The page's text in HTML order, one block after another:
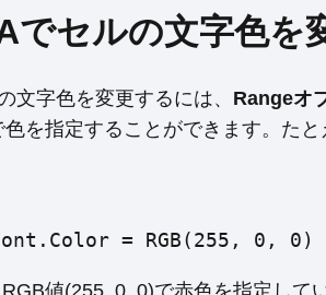
でセルの文字色を
文字色を変更するには、 Rangeオ
色を指定することができます。た
= RGB(255, 0, 0)